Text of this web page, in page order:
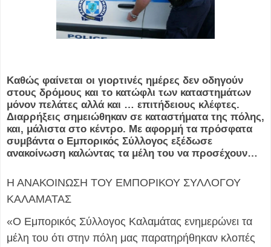
Καθώς φαίνεται οι γιορτινές ημέρες δεν οδηγούν
στους δρόμους και το κατώφλι των καταστημάτων
μόνον πελάτες αλλά και … επιτήδειους κλέφτες.
Διαρρήξεις σημειώθηκαν σε καταστήματα της πόλης,
και, μάλιστα στο κέντρο. Με αφορμή τα πρόσφατα
συμβάντα ο Εμπορικός Σύλλογος εξέδωσε
ανακοίνωση καλώντας τα μέλη του να προσέχουν…
Η ΑΝΑΚΟΙΝΩΣΗ ΤΟΥ ΕΜΠΟΡΙΚΟΥ ΣΥΛΛΟΓΟΥ
ΚΑΛΑΜΑΤΑΣ
«Ο Εμπορικός Σύλλογος Καλαμάτας ενημερώνει τα
μέλη του ότι στην πόλη μας παρατηρήθηκαν κλοπές